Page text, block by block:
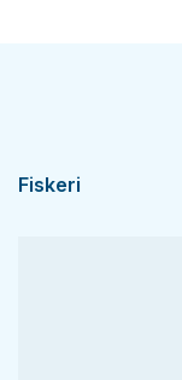
Fiskeri